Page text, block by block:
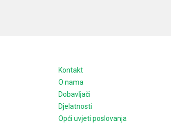
Kontakt
O nama
Dobavljači
Djelatnosti
Opći uvjeti poslovanja